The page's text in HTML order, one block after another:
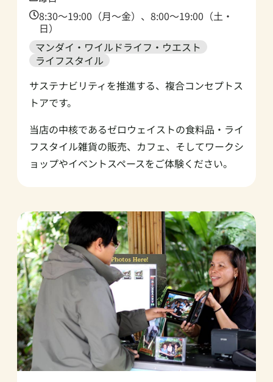
Time:
8:30～19:00（月～金）、8:00～19:00（土・
日）
マンダイ・ワイルドライフ・ウエスト
ライフスタイル
サステナビリティを推進する、複合コンセプトス
トアです。
当店の中核であるゼロウェイストの食料品・ライ
フスタイル雑貨の販売、カフェ、そしてワークシ
ョップやイベントスペースをご体験ください。